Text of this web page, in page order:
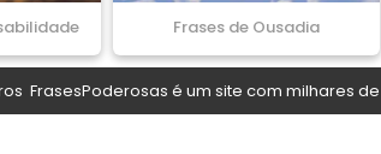
Frases de Ousadia
FrasesPoderosas é um site com milhares